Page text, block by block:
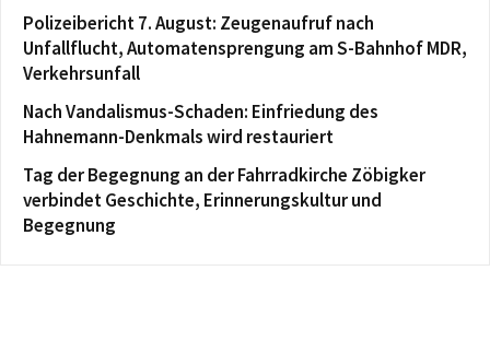
Polizeibericht 7. August: Zeugenaufruf nach
Unfallflucht, Automatensprengung am S-Bahnhof MDR,
Verkehrsunfall
Nach Vandalismus-Schaden: Einfriedung des
Hahnemann-Denkmals wird restauriert
Tag der Begegnung an der Fahrradkirche Zöbigker
verbindet Geschichte, Erinnerungskultur und
Begegnung